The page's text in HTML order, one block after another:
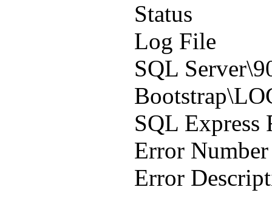
Status
Log File :
SQL
SQL
Error
Error